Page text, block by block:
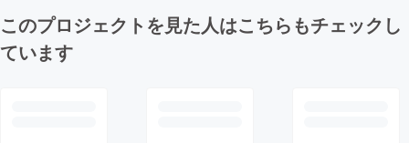
このプロジェクトを見た人はこちらもチェックし
ています